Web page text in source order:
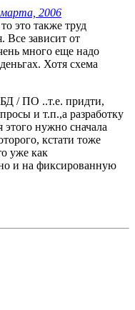
2006
это также труд
Все зависит от
много еще надо
Хотя схема
БД / ПО ..т.е. придти,
и т.п.,а разработку
этого нужно сначала
кстати тоже
уже как
и на фиксированную